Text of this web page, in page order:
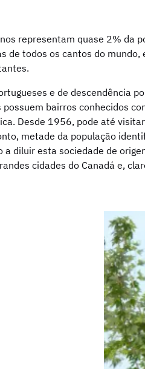
representam quase 2% da
de todos os cantos do
e de descendência
bairros conhecidos
Desde 1956, pode até
metade da população
a diluir esta sociedade de
cidades do Canadá e,